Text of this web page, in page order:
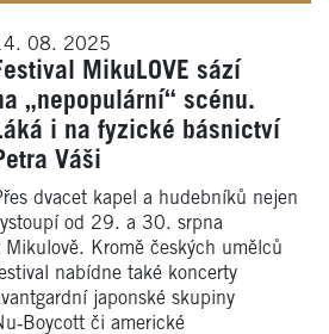
08. 2025
MikuLOVE sází
„nepopulární“ scénu.
i na fyzické básnictví
Váši
dvacet kapel a hudebníků nejen
od 29. a 30. srpna
Mikulově. Kromě českých umělců
nabídne také koncerty
japonské skupiny
či americké